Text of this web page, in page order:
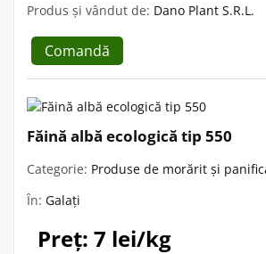
Produs și vândut de: Dano Plant S.R.L.
Comandă
Făină albă ecologică tip 550
Categorie: Produse de morărit și
În: Galați
Preț: 7 lei/kg